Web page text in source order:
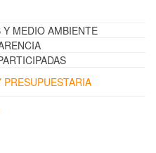
MEDIO AMBIENTE